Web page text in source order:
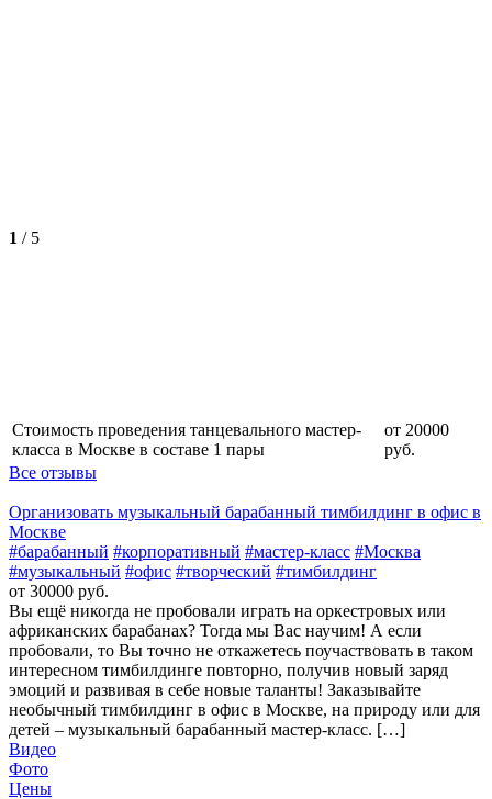
1 / 5
Стоимость проведения танцевального мастер-
класса в Москве в составе 1 пары
от 20000
руб.
Все отзывы
Организовать музыкальный барабанный тимбилдинг в офис в
Москве
#барабанный #корпоративный #мастер-класс #Москва
#музыкальный #офис #творческий #тимбилдинг
от 30000 руб.
Вы ещё никогда не пробовали играть на оркестровых или
африканских барабанах? Тогда мы Вас научим! А если
пробовали, то Вы точно не откажетесь поучаствовать в таком
интересном тимбилдинге повторно, получив новый заряд
эмоций и развивая в себе новые таланты! Заказывайте
необычный тимбилдинг в офис в Москве, на природу или для
детей – музыкальный барабанный мастер-класс. […]
Видео
Фото
Цены